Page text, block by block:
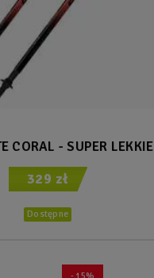
CORAL - SUPER LEKKIE
329 zł
Dostępne